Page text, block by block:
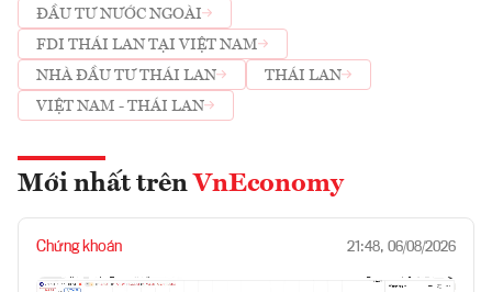
ĐẦU TƯ NƯỚC NGOÀI
FDI THÁI LAN TẠI VIỆT NAM
NHÀ ĐẦU TƯ THÁI LAN
THÁI LAN
VIỆT NAM - THÁI LAN
Mới nhất trên VnEconomy
Chứng khoán 21:48, 06/08/2026